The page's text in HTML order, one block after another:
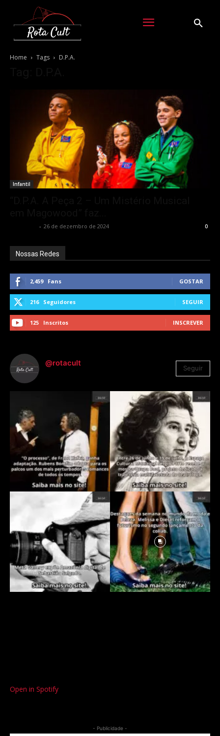
Home Tags D.P.A.
Infantil
- 26 de dezembro de 2024 0
Nossas Redes
2,459 Fans GOSTAR
216 Seguidores SEGUIR
125 Inscritos INSCREVER
@rotacult
Seguir
Open in Spotify
- Publicidade -